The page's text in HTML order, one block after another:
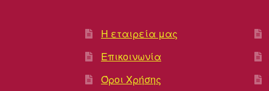
Η εταιρεία μας
Επικοινωνία
Όροι Χρήσης